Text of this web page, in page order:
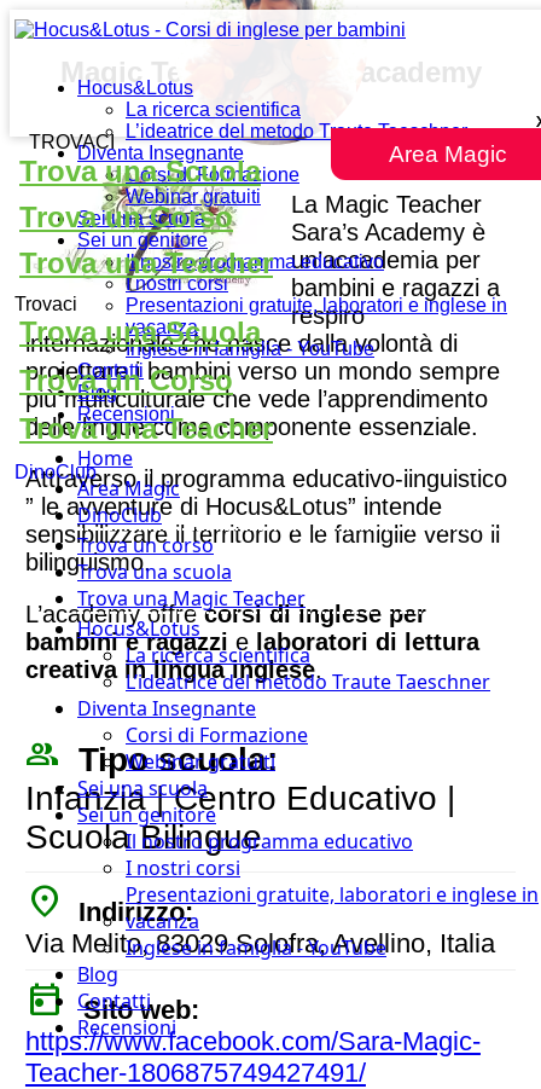
Hocus&Lotus
La ricerca scientifica
L’ideatrice del metodo Traute Taeschner
Diventa Insegnante
Corsi di Formazione
Webinar gratuiti
Sei una scuola
Sei un genitore
Il nostro programma educativo
I nostri corsi
Presentazioni gratuite, laboratori e inglese in
vacanza
Inglese in famiglia - YouTube
Contatti
Blog
Recensioni
Home
Area Magic
DinoClub
Trova un corso
Trova una scuola
Trova una Magic Teacher
Hocus&Lotus
La ricerca scientifica
L’ideatrice del metodo Traute Taeschner
Diventa Insegnante
Corsi di Formazione
Webinar gratuiti
Sei una scuola
Sei un genitore
Il nostro programma educativo
I nostri corsi
Presentazioni gratuite, laboratori e inglese in
vacanza
Inglese in famiglia - YouTube
Blog
Contatti
Recensioni
Area Magic
TROVACI
Trova una Scuola
Trova un Corso
Trova una Teacher
Trovaci
Trova una Scuola
Trova un Corso
Trova una Teacher
DinoClub
Magic Teacher Sara’s academy
La Magic Teacher
Sara’s Academy è
un’accademia per
bambini e ragazzi a
respiro
internazionale che nasce dalla volontà di
proiettare i bambini verso un mondo sempre
più multiculturale che vede l’apprendimento
delle lingue come componente essenziale.
Attraverso il programma educativo-linguistico
” le avventure di Hocus&Lotus” intende
sensibilizzare il territorio e le famiglie verso il
bilinguismo.
L’academy offrecorsi di inglese per
bambini e ragazzi e laboratori di lettura
creativa in lingua inglese.
people_outline Tipo scuola:
Infanzia | Centro Educativo |
Scuola Bilingue
place
Indirizzo:
Via Melito, 83029 Solofra, Avellino, Italia
today
Sito web:
https://www.facebook.com/Sara-Magic-
Teacher-1806875749427491/